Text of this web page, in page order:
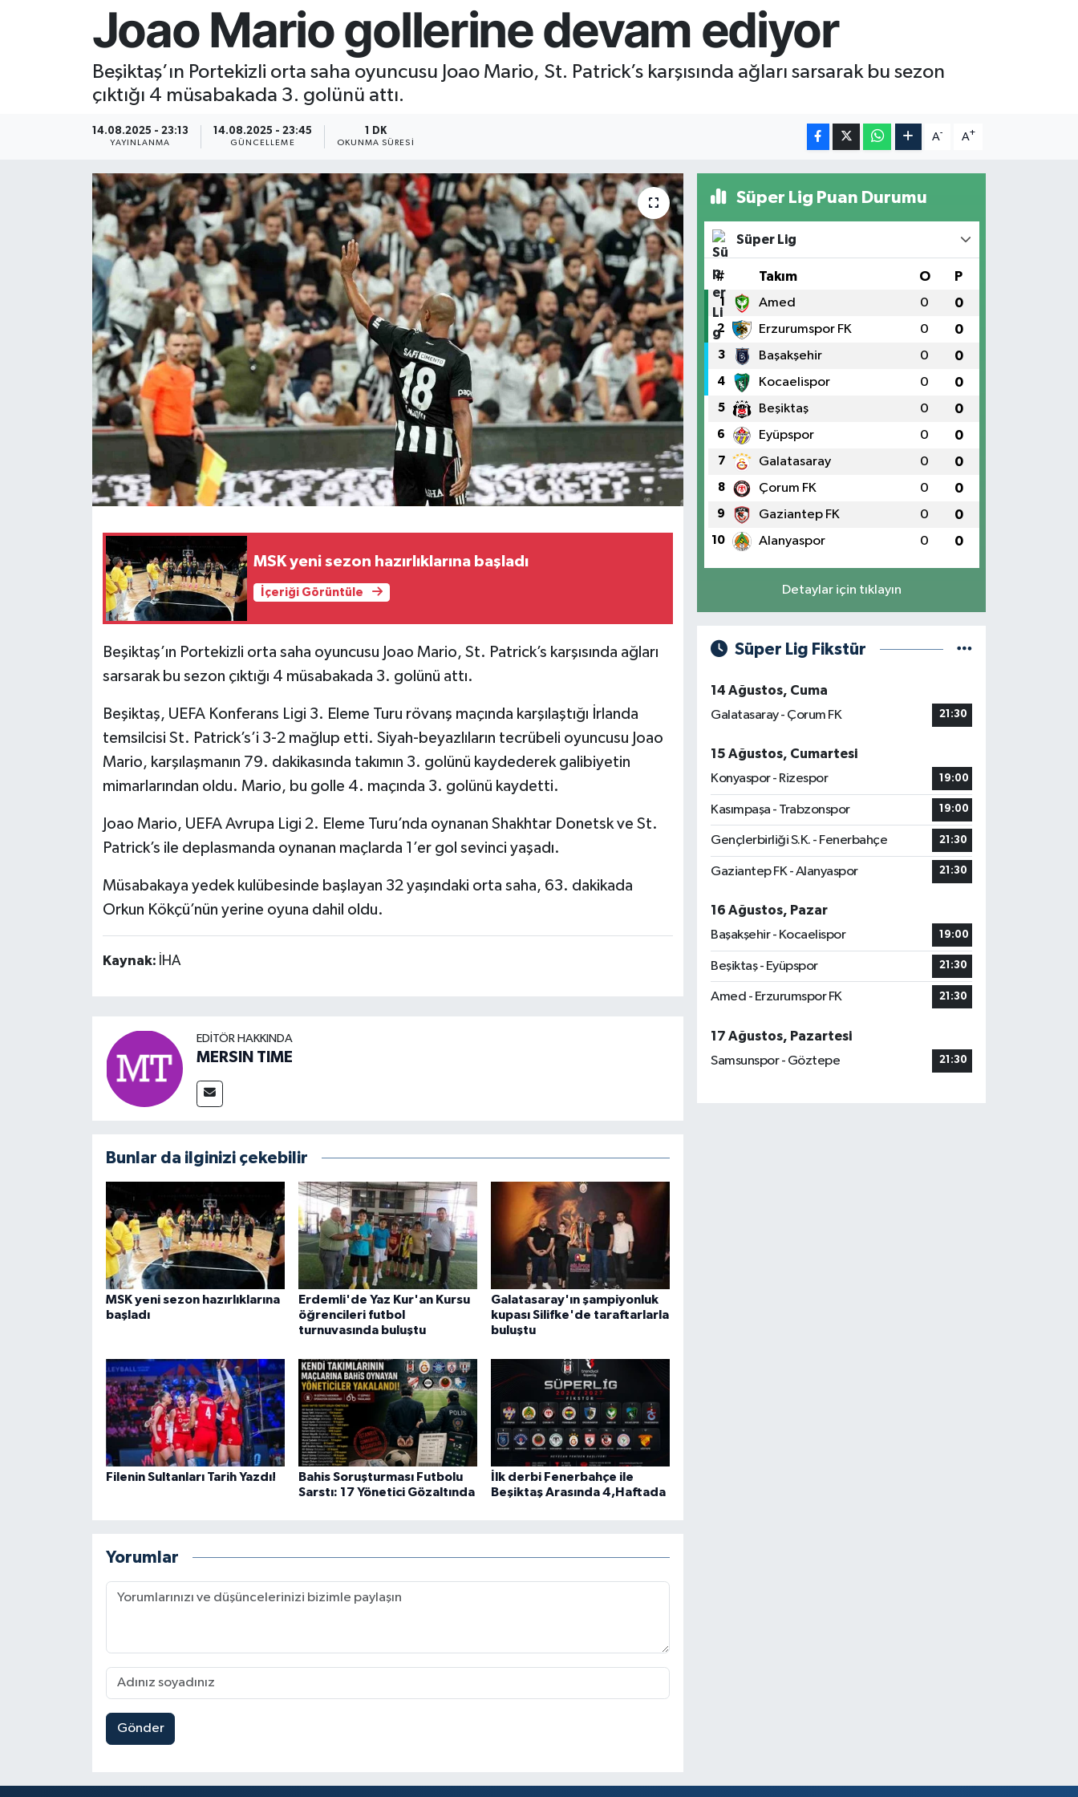
Joao Mario gollerine devam ediyor
Beşiktaş’ın Portekizli orta saha oyuncusu Joao Mario, St. Patrick’s karşısında ağları sarsarak bu sezon
çıktığı 4 müsabakada 3. golünü attı.
14.08.2025 - 23:13
YAYINLANMA
14.08.2025 - 23:45
GÜNCELLEME
1 DK
OKUNMA SÜRESI
A- A+
MSK yeni sezon hazırlıklarına başladı
İçeriği Görüntüle
Beşiktaş’ın Portekizli orta saha oyuncusu Joao Mario, St. Patrick’s karşısında ağları
sarsarak bu sezon çıktığı 4 müsabakada 3. golünü attı.
Beşiktaş, UEFA Konferans Ligi 3. Eleme Turu rövanş maçında karşılaştığı İrlanda
temsilcisi St. Patrick’s’i 3-2 mağlup etti. Siyah-beyazlıların tecrübeli oyuncusu Joao
Mario, karşılaşmanın 79. dakikasında takımın 3. golünü kaydederek galibiyetin
mimarlarından oldu. Mario, bu golle 4. maçında 3. golünü kaydetti.
Joao Mario, UEFA Avrupa Ligi 2. Eleme Turu’nda oynanan Shakhtar Donetsk ve St.
Patrick’s ile deplasmanda oynanan maçlarda 1’er gol sevinci yaşadı.
Müsabakaya yedek kulübesinde başlayan 32 yaşındaki orta saha, 63. dakikada
Orkun Kökçü’nün yerine oyuna dahil oldu.
Kaynak: İHA
EDITÖR HAKKINDA
MERSIN TIME
Bunlar da ilginizi çekebilir
MSK yeni sezon hazırlıklarına
başladı
Erdemli'de Yaz Kur'an Kursu
öğrencileri futbol
turnuvasında buluştu
Galatasaray'ın şampiyonluk
kupası Silifke'de taraftarlarla
buluştu
Filenin Sultanları Tarih Yazdı!
Bahis Soruşturması Futbolu
Sarstı: 17 Yönetici Gözaltında
İlk derbi Fenerbahçe ile
Beşiktaş Arasında 4,Haftada
Yorumlar
Gönder
Süper Lig Puan Durumu
Süper Lig
# Takım O P
1 Amed 0 0
2 Erzurumspor FK 0 0
3 Başakşehir 0 0
4 Kocaelispor 0 0
5 Beşiktaş 0 0
6 Eyüpspor 0 0
7 Galatasaray 0 0
8 Çorum FK 0 0
9 Gaziantep FK 0 0
10 Alanyaspor 0 0
Detaylar için tıklayın
Süper Lig Fikstür
14 Ağustos, Cuma
Galatasaray - Çorum FK
21:30
15 Ağustos, Cumartesi
Konyaspor - Rizespor
19:00
Kasımpaşa - Trabzonspor 19:00
Gençlerbirliği S.K. - Fenerbahçe 21:30
Gaziantep FK - Alanyaspor 21:30
16 Ağustos, Pazar
Başakşehir - Kocaelispor
19:00
Beşiktaş - Eyüpspor 21:30
Amed - Erzurumspor FK 21:30
17 Ağustos, Pazartesi
Samsunspor - Göztepe
21:30